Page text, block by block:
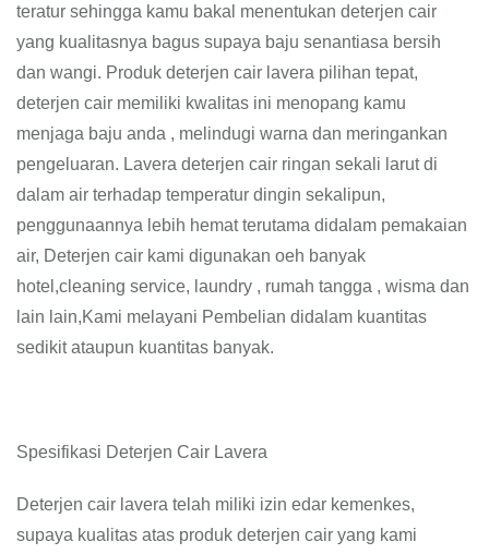
teratur sehingga kamu bakal menentukan deterjen cair
yang kualitasnya bagus supaya baju senantiasa bersih
dan wangi. Produk deterjen cair lavera pilihan tepat,
deterjen cair memiliki kwalitas ini menopang kamu
menjaga baju anda , melindugi warna dan meringankan
pengeluaran. Lavera deterjen cair ringan sekali larut di
dalam air terhadap temperatur dingin sekalipun,
penggunaannya lebih hemat terutama didalam pemakaian
air, Deterjen cair kami digunakan oeh banyak
hotel,cleaning service, laundry , rumah tangga , wisma dan
lain lain,Kami melayani Pembelian didalam kuantitas
sedikit ataupun kuantitas banyak.
Spesifikasi Deterjen Cair Lavera
Deterjen cair lavera telah miliki izin edar kemenkes,
supaya kualitas atas produk deterjen cair yang kami